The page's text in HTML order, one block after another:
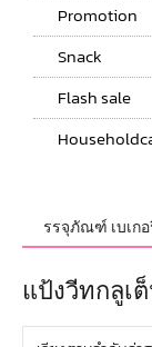
Promotion
Snack
Flash sale
ะบรรจุภัณฑ์ เบเกอ
แป้งวีทกลูเ